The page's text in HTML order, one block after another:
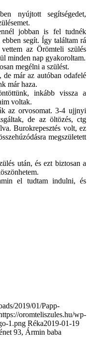
nyújtott segítségedet,
jobban is fel tudnék
segít. Így találtam rá
az Örömteli szülés
minden nap gyakoroltam.
megélni a szülést.
már az autóban odafelé
már haza.
inkább vissza a
voltak.
az orvosomat. 3-4 ujjnyi
de az öltözés, ctg
Burokrepesztés volt, ez
megszületett
után, és ezt biztosan a
el tudtam indulni, és
2019/01/Papp-
oromteliszules.hu/wp-
1.png Réka2019-01-19
93, Ármin baba